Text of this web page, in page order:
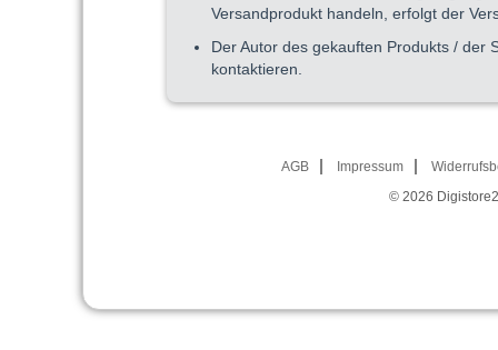
Versandprodukt handeln, erfolgt der
Der Autor des gekauften Produkts / der
kontaktieren.
AGB Impressum
© 2026